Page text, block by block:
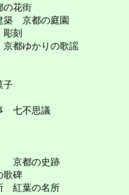
花街
京都の庭園
刻
ゆかりの歌謡
不思議
都の史跡
碑
紅葉の名所